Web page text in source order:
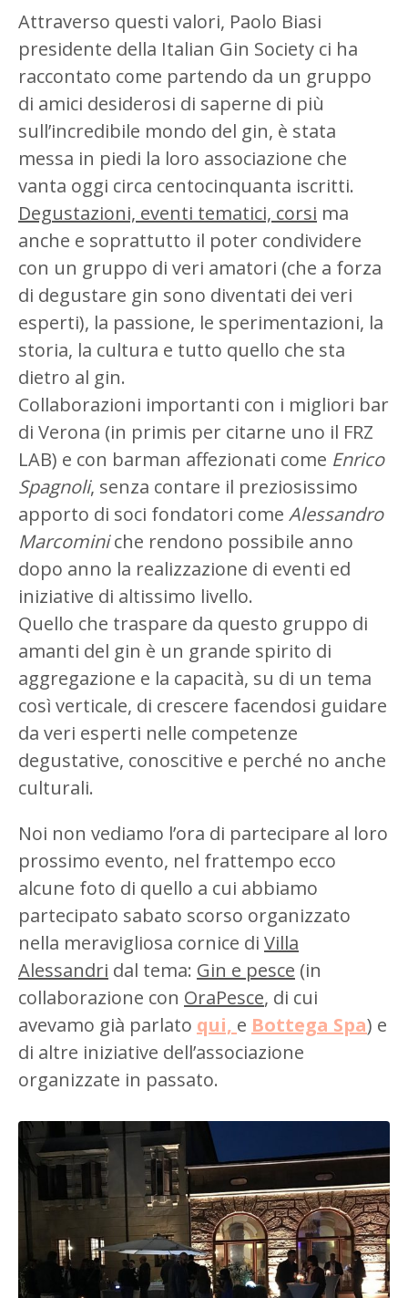
Attraverso questi valori, Paolo Biasi
presidente della Italian Gin Society ci ha
raccontato come partendo da un gruppo
di amici desiderosi di saperne di più
sull’incredibile mondo del gin, è stata
messa in piedi la loro associazione che
vanta oggi circa centocinquanta iscritti.
Degustazioni, eventi tematici, corsi ma
anche e soprattutto il poter condividere
con un gruppo di veri amatori (che a forza
di degustare gin sono diventati dei veri
esperti), la passione, le sperimentazioni, la
storia, la cultura e tutto quello che sta
dietro al gin.
Collaborazioni importanti con i migliori bar
di Verona (in primis per citarne uno il FRZ
LAB) e con barman affezionati come Enrico
Spagnoli, senza contare il preziosissimo
apporto di soci fondatori come Alessandro
Marcominiche rendono possibile anno
dopo anno la realizzazione di eventi ed
iniziative di altissimo livello.
Quello che traspare da questo gruppo di
amanti del gin è un grande spirito di
aggregazione e la capacità, su di un tema
così verticale, di crescere facendosi guidare
da veri esperti nelle competenze
degustative, conoscitive e perché no anche
culturali.
Noi non vediamo l’ora di partecipare al loro
prossimo evento, nel frattempo ecco
alcune foto di quello a cui abbiamo
partecipato sabato scorso organizzato
nella meravigliosa cornice di Villa
Alessandri dal tema: Gin e pesce (in
collaborazione con OraPesce, di cui
avevamo già parlato qui, e Bottega Spa) e
di altre iniziative dell’associazione
organizzate in passato.